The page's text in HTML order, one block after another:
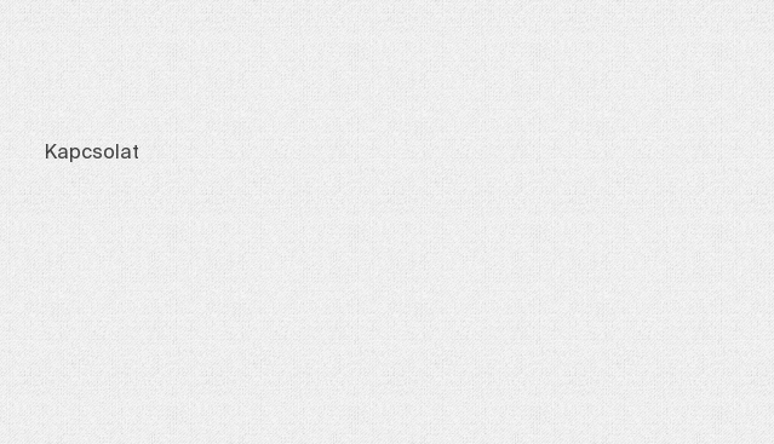
Kapcsolat